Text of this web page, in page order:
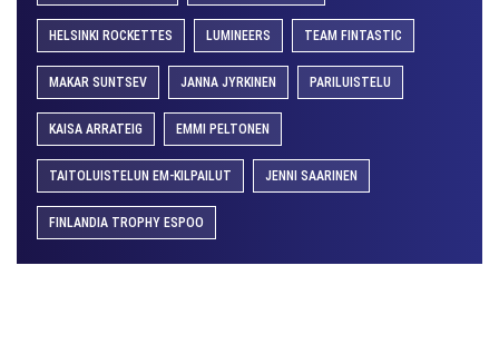
HELSINKI ROCKETTES LUMINEERS TEAM FINTASTIC
MAKAR SUNTSEV JANNA JYRKINEN PARILUISTELU
KAISA ARRATEIG EMMI PELTONEN
TAITOLUISTELUN EM-KILPAILUT JENNI SAARINEN
FINLANDIA TROPHY ESPOO